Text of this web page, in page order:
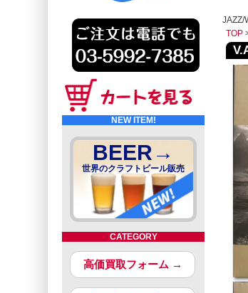
NEW ITEM!
BEER→
世界のクラフトビール販売
CATEGORY
高価買取フォーム →
JAZZ/
TOP